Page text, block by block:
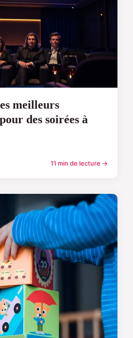
meilleurs
des soirées à
11 min de lecture →